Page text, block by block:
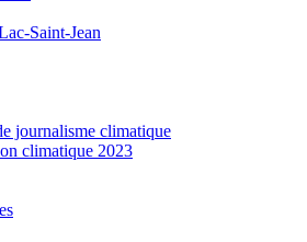
Saint-Jean
journalisme climatique
climatique 2023